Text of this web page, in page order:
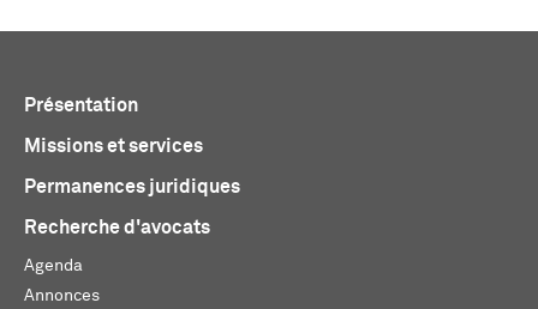
Présentation
Missions et services
Permanences juridiques
Recherche d'avocats
Agenda
Annonces